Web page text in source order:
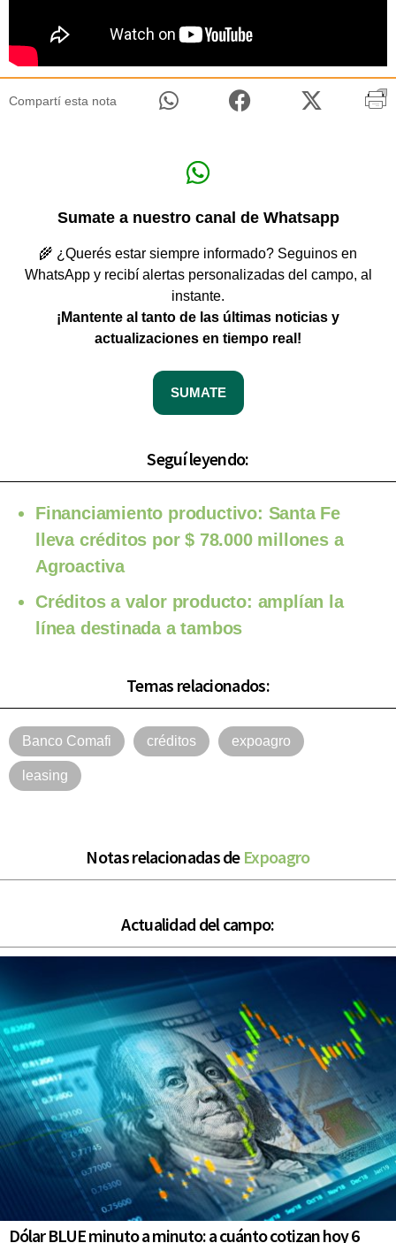
Compartí esta nota
Sumate a nuestro canal de Whatsapp
🌾 ¿Querés estar siempre informado? Seguinos en
WhatsApp y recibí alertas personalizadas del campo, al
instante.
¡Mantente al tanto de las últimas noticias y
actualizaciones en tiempo real!
SUMATE
Seguí leyendo:
Financiamiento productivo: Santa Fe
lleva créditos por $ 78.000 millones a
Agroactiva
Créditos a valor producto: amplían la
línea destinada a tambos
Temas relacionados:
Banco Comafi créditos expoagro
leasing
Notas relacionadas de Expoagro
Actualidad del campo:
Dólar BLUE minuto a minuto: a cuánto cotizan hoy 6